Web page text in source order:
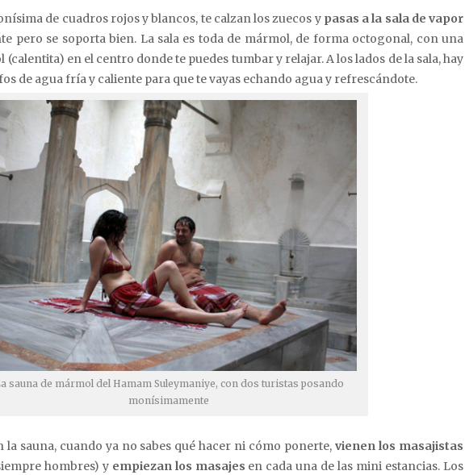
de cuadros rojos y blancos, te calzan los zuecos y pasas a la sala de vapor
pero se soporta bien. La sala es toda de mármol, de forma octogonal, con una
en el centro donde te puedes tumbar y relajar. A los lados de la sala, hay
de agua fría y caliente para que te vayas echando agua y refrescándote.
sauna de mármol del Hamam Suleymaniye, con dos turistas posando
monísimamente
la sauna, cuando ya no sabes qué hacer ni cómo ponerte,vienen los masajistas
hombres) y empiezan los masajes en cada una de las mini estancias. Los